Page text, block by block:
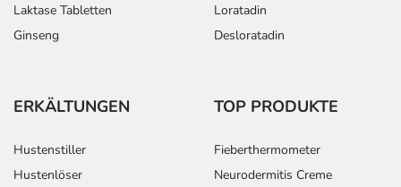
Laktase Tabletten
Ginseng
Loratadin
Desloratadin
ERKÄLTUNGEN
Hustenstiller
Hustenlöser
TOP PRODUKTE
Fieberthermometer
Neurodermitis Creme